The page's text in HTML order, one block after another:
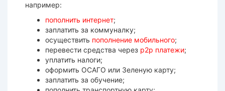
например:
пополнить интернет;
заплатить за коммуналку;
осуществить пополнение мобильного;
перевести средства через р2р платежи;
уплатить налоги;
оформить ОСАГО или Зеленую карту;
заплатить за обучение;